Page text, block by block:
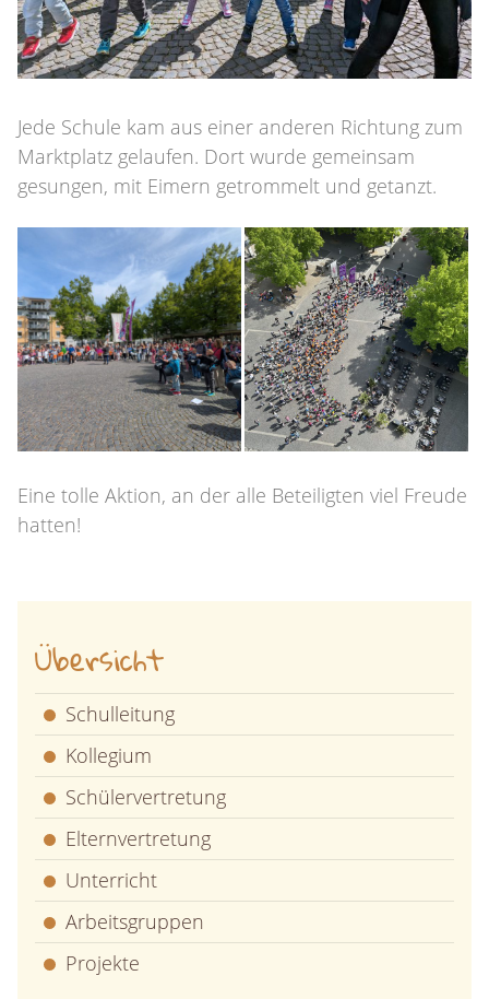
Jede Schule kam aus einer anderen Richtung zum
Marktplatz gelaufen. Dort wurde gemeinsam
gesungen, mit Eimern getrommelt und getanzt.
Eine tolle Aktion, an der alle Beteiligten viel Freude
hatten!
Übersicht
Schulleitung
Kollegium
Schülervertretung
Elternvertretung
Unterricht
Arbeitsgruppen
Projekte